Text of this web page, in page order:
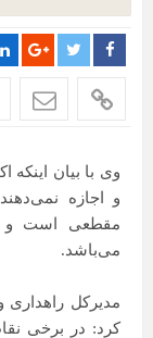
وی با بیان اینکه
و اجازه
مقطعی است و
می‌باشد.
مدیرکل راهداری
کرد: در برخی